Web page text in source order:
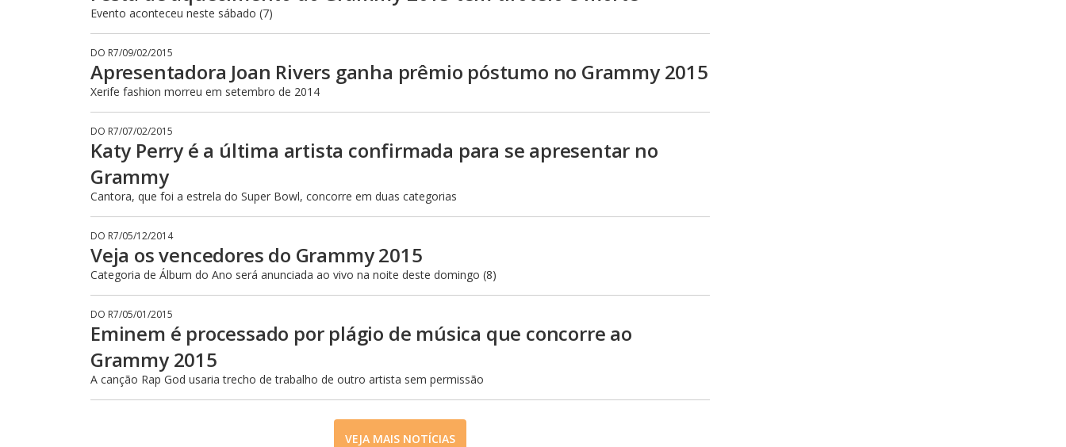
Evento aconteceu neste sábado (7)
DO R7/09/02/2015
Apresentadora Joan Rivers ganha prêmio póstumo no Grammy 2015
Xerife fashion morreu em setembro de 2014
DO R7/07/02/2015
Katy Perry é a última artista confirmada para se apresentar no
Grammy
Cantora, que foi a estrela do Super Bowl, concorre em duas categorias
DO R7/05/12/2014
Veja os vencedores do Grammy 2015
Categoria de Álbum do Ano será anunciada ao vivo na noite deste domingo (8)
DO R7/05/01/2015
Eminem é processado por plágio de música que concorre ao
Grammy 2015
A canção Rap God usaria trecho de trabalho de outro artista sem permissão
VEJA MAIS NOTÍCIAS